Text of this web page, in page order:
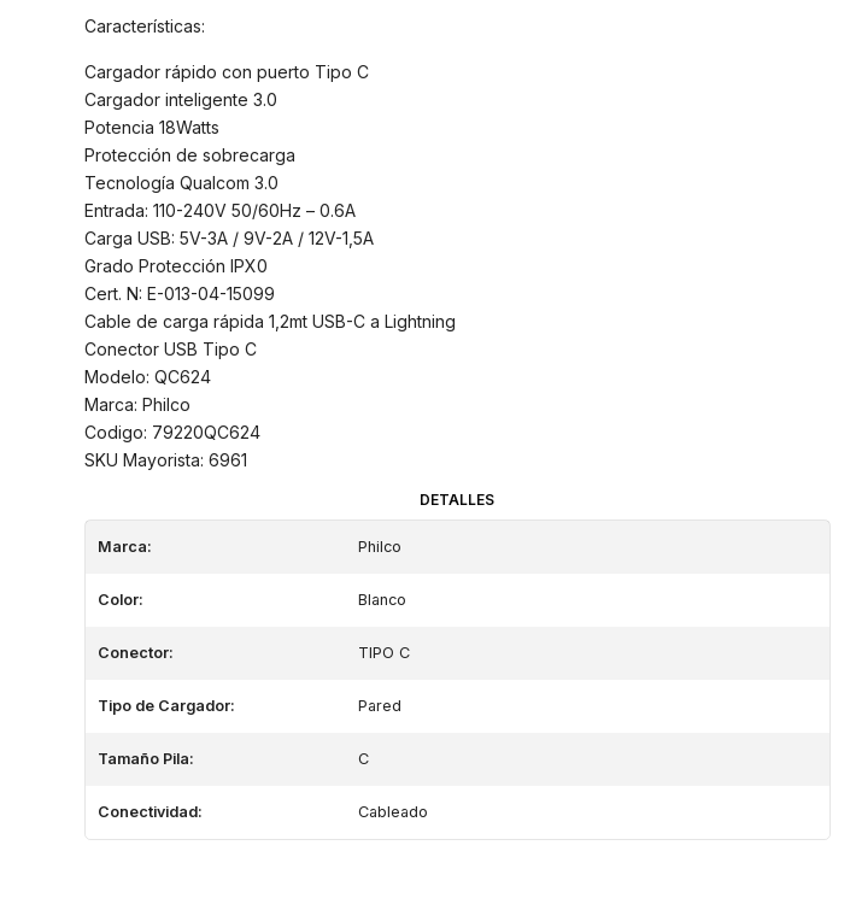
Características:
Cargador rápido con puerto Tipo C
Cargador inteligente 3.0
Potencia 18Watts
Protección de sobrecarga
Tecnología Qualcom 3.0
Entrada: 110-240V 50/60Hz – 0.6A
Carga USB: 5V-3A / 9V-2A / 12V-1,5A
Grado Protección IPX0
Cert. N: E-013-04-15099
Cable de carga rápida 1,2mt USB-C a Lightning
Conector USB Tipo C
Modelo: QC624
Marca: Philco
Codigo: 79220QC624
SKU Mayorista: 6961
DETALLES
Marca: Philco
Color: Blanco
Conector: TIPO C
Tipo de Cargador: Pared
Tamaño Pila: C
Conectividad: Cableado